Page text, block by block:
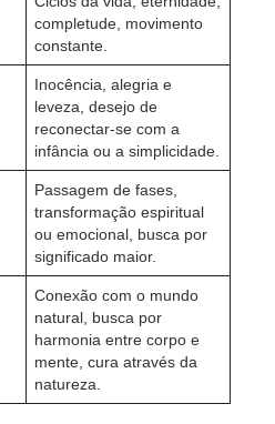
completude, movimento
constante.
Inocência, alegria e
leveza, desejo de
reconectar-se com a
infância ou a simplicidade.
Passagem de fases,
transformação espiritual
ou emocional, busca por
significado maior.
Conexão com o mundo
natural, busca por
harmonia entre corpo e
mente, cura através da
natureza.